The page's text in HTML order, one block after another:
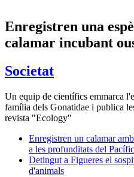
Enregistren una
calamar incubant
Societat
Un equip de científics emmarca
família dels Gonatidae i publica
revista "Ecology"
Enregistren un calamar
a les profunditats del Pacífic
Detingut a Figueres el
d'animals